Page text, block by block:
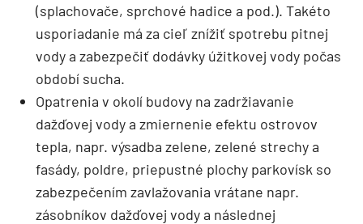
(splachovače, sprchové hadice a pod.). Takéto
usporiadanie má za cieľ znížiť spotrebu pitnej
vody a zabezpečiť dodávky úžitkovej vody počas
období sucha.
Opatrenia v okolí budovy na zadržia­vanie
dažďovej vody a zmiernenie efektu ostrovov
tepla, napr. výsadba zelene, zelené strechy a
fasády, poldre, priepustné plochy parkovísk so
zabezpečením zavlažovania vrátane napr.
zásobníkov dažďovej vody a následnej